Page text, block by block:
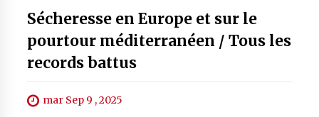
Sécheresse en Europe et sur le
pourtour méditerranéen / Tous les
records battus
mar Sep 9 , 2025